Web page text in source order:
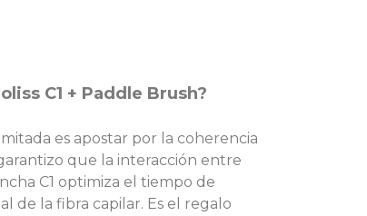
C1 + Paddle Brush?
es apostar por la coherencia
que la interacción entre
C1 optimiza el tiempo de
de la fibra capilar. Es el regalo